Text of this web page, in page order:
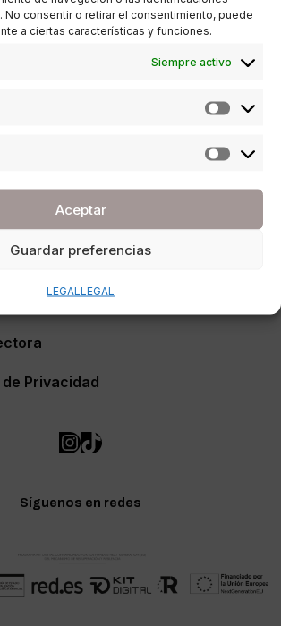
No consentir o retirar el consentimiento, puede
a ciertas características y funciones.
Siempre activo
Aceptar
Guardar preferencias
LEGAL LEGAL
Marbella contra el cáncer
DE LECTURA
Privacidad
Síguenos en redes